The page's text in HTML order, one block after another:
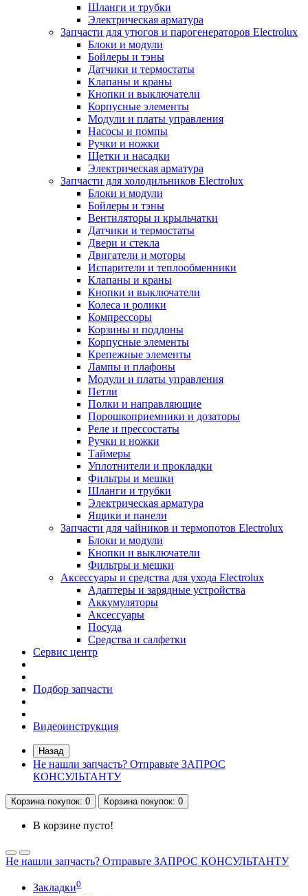
Шланги и трубки
Электрическая арматура
Запчасти для утюгов и парогенераторов Electrolux
Блоки и модули
Бойлеры и тэны
Датчики и термостаты
Клапаны и краны
Кнопки и выключатели
Корпусные элементы
Модули и платы управления
Насосы и помпы
Ручки и ножки
Щетки и насадки
Электрическая арматура
Запчасти для холодильников Electrolux
Блоки и модули
Бойлеры и тэны
Вентиляторы и крыльчатки
Датчики и термостаты
Двери и стекла
Двигатели и моторы
Испарители и теплообменники
Клапаны и краны
Кнопки и выключатели
Колеса и ролики
Компрессоры
Корзины и поддоны
Корпусные элементы
Крепежные элементы
Лампы и плафоны
Модули и платы управления
Петли
Полки и направляющие
Порошкоприемники и дозаторы
Реле и прессостаты
Ручки и ножки
Таймеры
Уплотнители и прокладки
Фильтры и мешки
Шланги и трубки
Электрическая арматура
Ящики и панели
Запчасти для чайников и термопотов Electrolux
Блоки и модули
Кнопки и выключатели
Фильтры и мешки
Аксессуары и средства для ухода Electrolux
Адаптеры и зарядные устройства
Аккумуляторы
Аксессуары
Посуда
Средства и салфетки
Сервис центр
Подбор запчасти
Видеоинструкция
Назад
Не нашли запчасть? Отправьте ЗАПРОС
КОНСУЛЬТАНТУ
Корзинапокупок: 0 Корзинапокупок: 0
В корзине пусто!
Не нашли запчасть? Отправьте ЗАПРОС КОНСУЛЬТАНТУ
Закладки0